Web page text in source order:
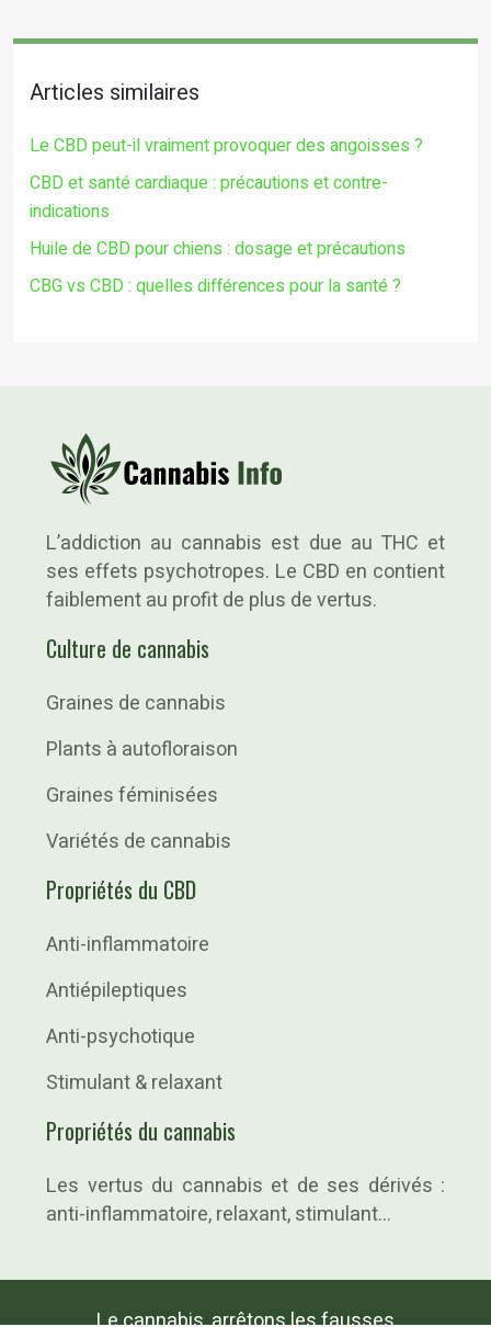
Articles similaires
Le CBD peut-il vraiment provoquer des angoisses ?
CBD et santé cardiaque : précautions et contre-
indications
Huile de CBD pour chiens : dosage et précautions
CBG vs CBD : quelles différences pour la santé ?
L’addiction au cannabis est due au THC et
ses effets psychotropes. Le CBD en contient
faiblement au profit de plus de vertus.
Culture de cannabis
Graines de cannabis
Plants à autofloraison
Graines féminisées
Variétés de cannabis
Propriétés du CBD
Anti-inflammatoire
Antiépileptiques
Anti-psychotique
Stimulant & relaxant
Propriétés du cannabis
Les vertus du cannabis et de ses dérivés :
anti-inflammatoire, relaxant, stimulant…
Le cannabis, arrêtons les fausses